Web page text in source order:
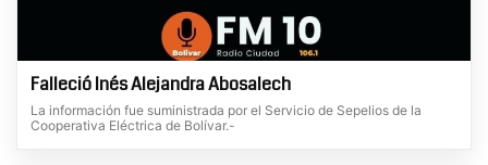
Falleció Inés Alejandra Abosalech
La información fue suministrada por el Servicio de Sepelios de la
Cooperativa Eléctrica de Bolívar.-